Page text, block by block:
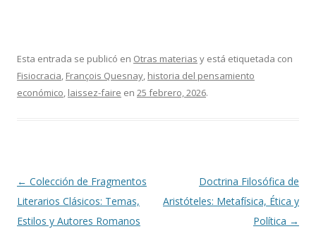
Esta entrada se publicó en Otras materias y está etiquetada con
Fisiocracia, François Quesnay, historia del pensamiento
económico, laissez-faire en 25 febrero, 2026.
Navegación
de
entradas
← Colección de Fragmentos
Literarios Clásicos: Temas,
Estilos y Autores Romanos
Doctrina Filosófica de
Aristóteles: Metafísica, Ética y
Política →